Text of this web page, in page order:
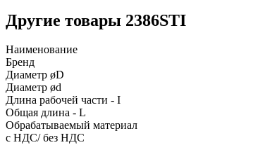
Другие товары 2386STI
Наименование
Бренд
Диаметр øD
Диаметр ød
Длина рабочей части - I
Общая длина - L
Обрабатываемый материал
с НДС/ без НДС